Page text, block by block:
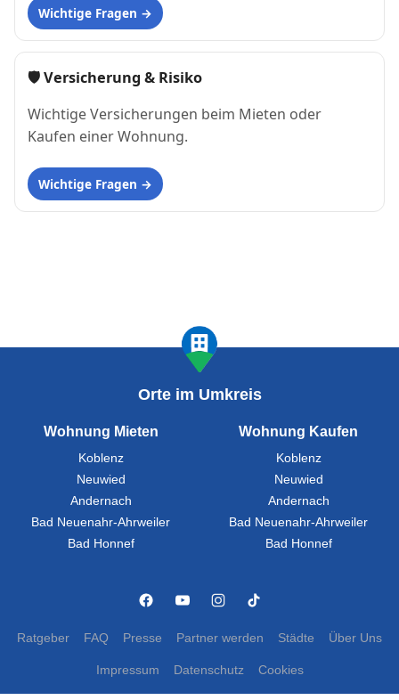
Wichtige Fragen
🛡 Versicherung & Risiko
Wichtige Versicherungen beim Mieten oder
Kaufen einer Wohnung.
Wichtige Fragen
Orte im Umkreis
Wohnung Mieten
Koblenz
Neuwied
Andernach
Bad Neuenahr-Ahrweiler
Bad Honnef
Wohnung Kaufen
Koblenz
Neuwied
Andernach
Bad Neuenahr-Ahrweiler
Bad Honnef
Ratgeber FAQ Presse Partner werden Städte Über Uns
Impressum Datenschutz Cookies